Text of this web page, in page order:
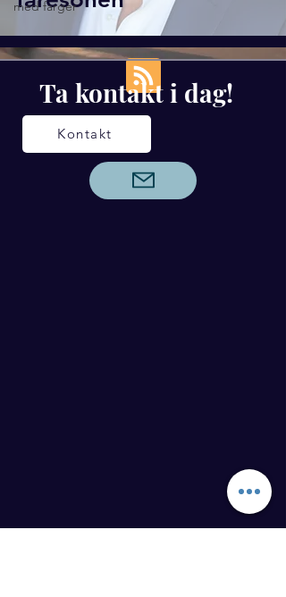
med farger
Ta kontakt i dag!
Kontakt